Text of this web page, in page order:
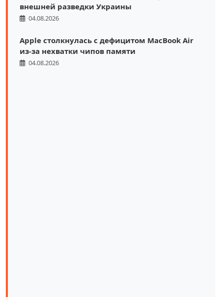
внешней разведки Украины
04.08.2026
Apple столкнулась с дефицитом MacBook Air
из-за нехватки чипов памяти
04.08.2026